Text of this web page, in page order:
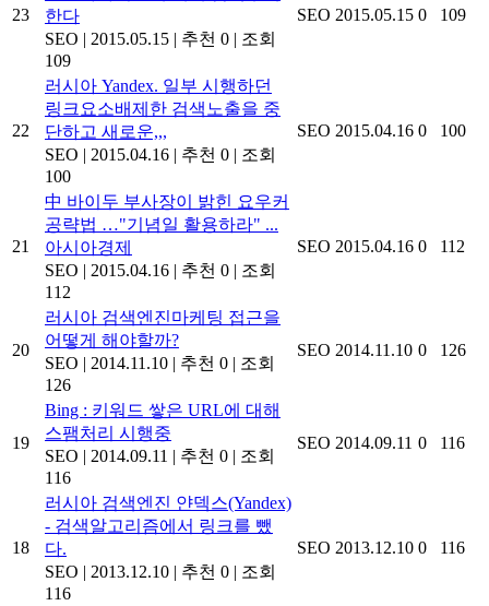
23
한다
SEO | 2015.05.15 | 추천 0 | 조회
109
SEO 2015.05.15 0 109
22
러시아 Yandex. 일부 시행하던
링크요소배제한 검색노출을 중
단하고 새로운,,,
SEO | 2015.04.16 | 추천 0 | 조회
100
SEO 2015.04.16 0 100
21
中 바이두 부사장이 밝힌 요우커
공략법 …"기념일 활용하라" ...
아시아경제
SEO | 2015.04.16 | 추천 0 | 조회
112
SEO 2015.04.16 0 112
20
러시아 검색엔진마케팅 접근을
어떻게 해야할까?
SEO | 2014.11.10 | 추천 0 | 조회
126
SEO 2014.11.10 0 126
19
Bing : 키워드 쌓은 URL에 대해
스팸처리 시행중
SEO | 2014.09.11 | 추천 0 | 조회
116
SEO 2014.09.11 0 116
18
러시아 검색엔진 얀덱스(Yandex)
- 검색알고리즘에서 링크를 뺐
다.
SEO | 2013.12.10 | 추천 0 | 조회
116
SEO 2013.12.10 0 116